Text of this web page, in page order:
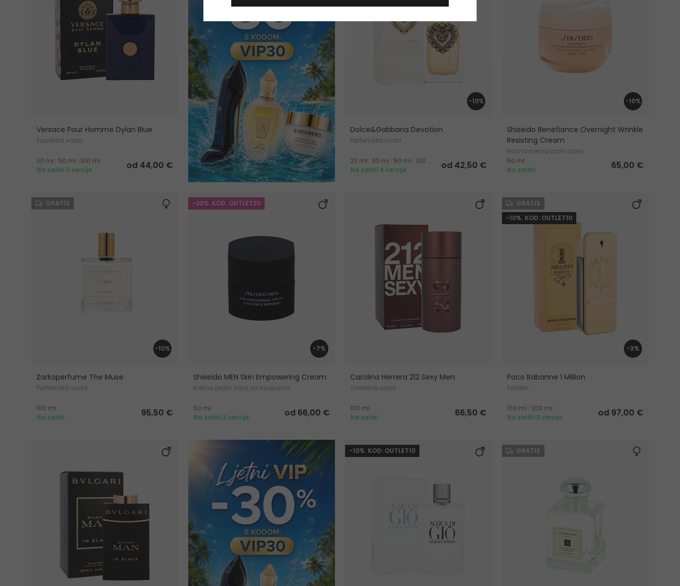
Versace Pour Homme Dylan Blue
Toaletna voda
30 ml 50 ml
100 ml
Na zalihi 5 verzije
od 44,00 €
-10%
Dolce&Gabbana Devotion
Parfemska voda
20 ml 30 ml 50 ml
100 ml
Na zalihi 4 verzije
od 42,50 €
-10%
Shiseido Benefiance Overnight Wrinkle
Resisting Cream
Noćna krema protiv bora
50 ml
Na zalihi
65,00 €
GRATIS
-10%
Zarkoperfume The Muse
Parfemska voda
100 ml
Na zalihi
95,50 €
-20%. KOD: OUTLET20
-7%
Shiseido MEN Skin Empowering Cream
Krema protiv bora za muškarce
50 ml
Na zalihi 3 verzije
od 66,00 €
Carolina Herrera 212 Sexy Men
Toaletna voda
100 ml
Na zalihi
66,50 €
GRATIS
-10%. KOD: OUTLET10
-3%
Paco Rabanne 1 Million
Parfem
100 ml
200 ml
Na zalihi 2 verzije
od 97,00 €
-10%. KOD: OUTLET10 GRATIS